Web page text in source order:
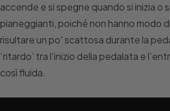
accende e si spegne quando si inizia
pianeggianti, poiché non hanno modo
risultare un po' scattosa durante la
‘ritardo’ tra l’inizio della pedalata e
così fluida.